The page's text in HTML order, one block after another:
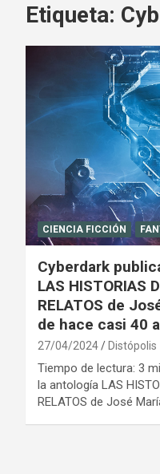
Etiqueta:
CIENCIA FICCIÓN
Cyberdark
LAS HISTORIAS
RELATOS de
de hace casi 40
27/04/2024 Distópolis
Tiempo de lectura: 3
la antología LAS
RELATOS de José